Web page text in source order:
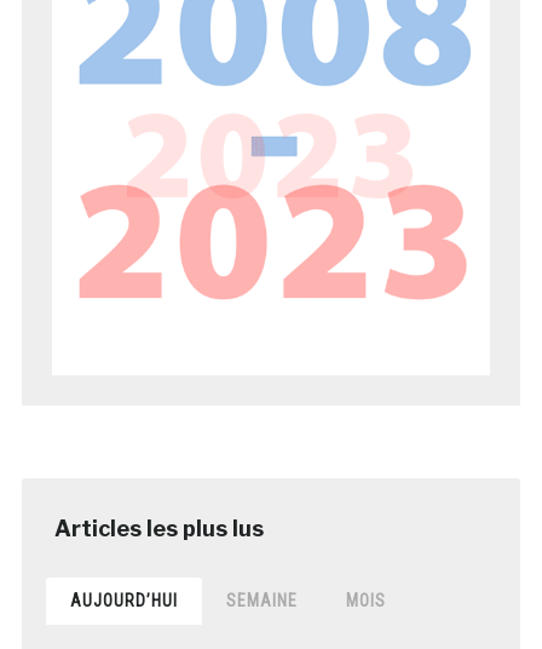
AUJOURD’HUI SEMAINE MOIS